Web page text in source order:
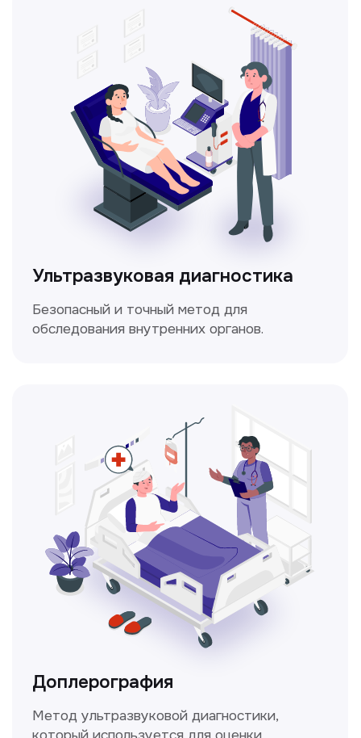
который используется для оценки
кровотока в сосудах.
Консультация врачей
Это диагностика, рекомендации
и индивидуальный план лечения
от наших опытных специалистов для
Электрокардиография
Простой и безболезненный метод